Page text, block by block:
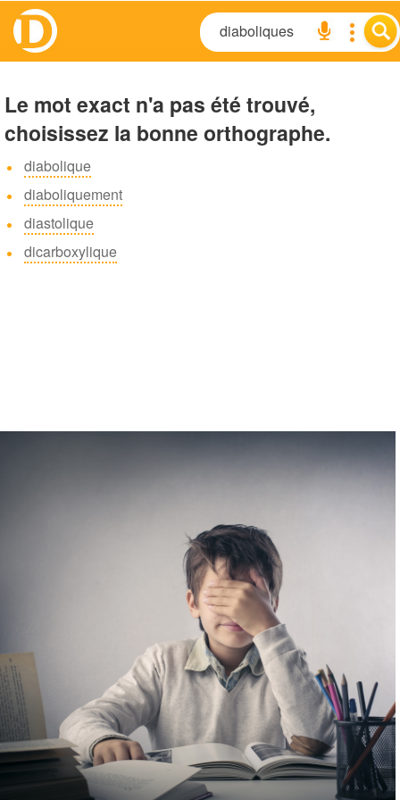
Le mot exact n'a pas été trouvé,
choisissez la bonne orthographe.
diabolique
diaboliquement
diastolique
dicarboxylique